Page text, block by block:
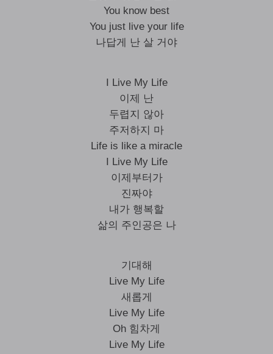
You know best
You just live your life
나답게 난 살 거야
I Live My Life
이제 난
두렵지 않아
주저하지 마
Life is like a miracle
I Live My Life
이제부터가
진짜야
내가 행복할
삶의 주인공은 나
기대해
Live My Life
새롭게
Live My Life
Oh 힘차게
Live My Life